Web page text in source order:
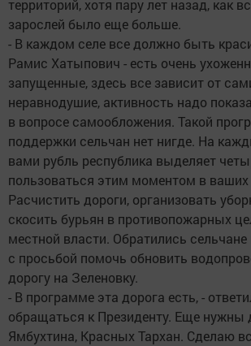
территорий, хотя пару лет назад, как
зарослей было еще больше.
- В каждом селе все должно быть
Рамис Хатыпович - есть очень
запущенные, здесь все зависит от
неравнодушие, активность надо
в вопросе самообложения. Такой
поддержки сельчан нет нигде. На
вами рубль республика выделяет
пользоваться этим моментом в ваших
Расчистить дороги, организовать
скосить бурьян в противопожарных
местной власти. Обратились сельчане
с просьбой помочь обновить
дорогу на Зеленовку.
- В программе эта дорога есть, -
обращаться к Президенту. Еще нужны
Ямбухтина, Красных Тархан. Сделаю